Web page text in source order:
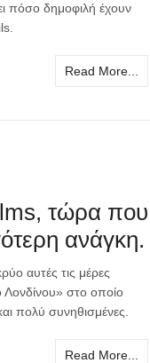
πόσο δημοφιλή έχουν
Read More...
τώρα που
ανάγκη.
αυτές τις μέρες
στο οποίο
πολύ συνηθισμένες.
Read More...